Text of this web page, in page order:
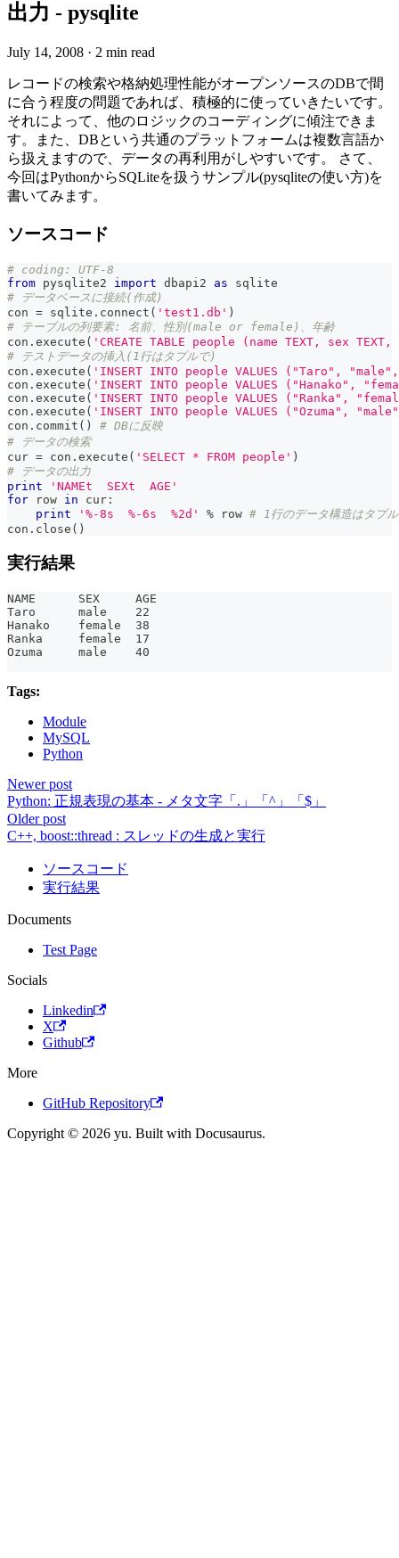
出力 - pysqlite
July 14, 2008 · 2 min read
レコードの検索や格納処理性能がオープンソースのDBで間
に合う程度の問題であれば、積極的に使っていきたいです。
それによって、他のロジックのコーディングに傾注できま
す。また、DBという共通のプラットフォームは複数言語か
ら扱えますので、データの再利用がしやすいです。 さて、
今回はPythonからSQLiteを扱うサンプル(pysqliteの使い方)を
書いてみます。
ソースコード
# coding: UTF-8
from pysqlite2 import dbapi2 as sqlite
# データベースに接続(作成)
con = sqlite . connect ( 'test1.db' )
# テーブルの列要素: 名前、性別(male or female)、年齢
con . execute ( 'CREATE TABLE people (name TEXT, sex TEXT,
# テストデータの挿入(1行はタプルで)
con . execute ( 'INSERT INTO people VALUES ("Taro",
con . execute ( 'INSERT INTO people VALUES ("Hanako",
con . execute ( 'INSERT INTO people VALUES ("Ranka",
con . execute ( 'INSERT INTO people VALUES ("Ozuma",
con . commit ( )
# DBに反映
# データの検索
cur = con . execute ( 'SELECT * FROM people' )
# データの出力
print
'NAMEt  SEXt  AGE'
for row in cur :
print
'%-8s  %-6s  %2d' % row # 1行のデータ構造はタプル
con . close ( )
実行結果
NAME      SEX     AGE
Taro      male    22
Hanako    female  38
Ranka     female  17
Ozuma     male    40
Tags:
Module
MySQL
Python
Newer post
Python: 正規表現の基本 - メタ文字「.」「^」「$」
Older post
C++, boost::thread : スレッドの生成と実行
ソースコード
実行結果
Documents
Test Page
Socials
Linkedin
X
Github
More
GitHub Repository
Copyright © 2026 yu. Built with Docusaurus.